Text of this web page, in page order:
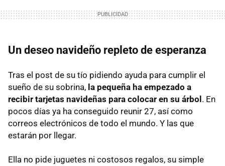
Un deseo navideño repleto de esperanza
Tras el post de su tío pidiendo ayuda para cumplir el
sueño de su sobrina, la pequeña ha empezado a
recibir tarjetas navideñas para colocar en su árbol . En
pocos días ya ha conseguido reunir 27, así como
correos electrónicos de todo el mundo. Y las que
estarán por llegar.
Ella no pide juguetes ni costosos regalos, su simple